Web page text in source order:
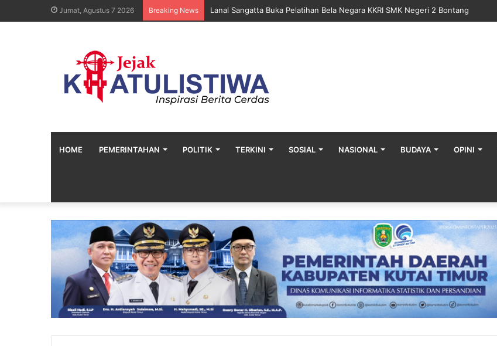
Jumat, Agustus 7 2026 Breaking News Lanal Sangatta Buka Pelatihan Bela Negara KKRI SMK Negeri 2 Bontang
HOME PEMERINTAHAN POLITIK TERKINI SOSIAL NASIONAL BUDAYA OPINI